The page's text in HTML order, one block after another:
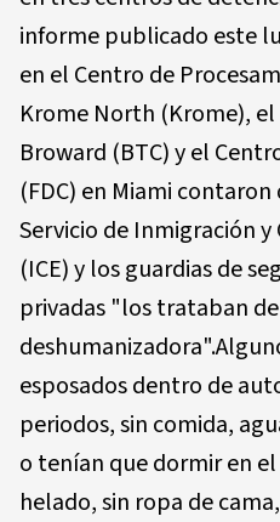
informe publicado este
en el Centro de
Krome North (Krome),
Broward (BTC) y el
(FDC) en Miami
Servicio de Inmigración
(ICE) y los guardias de
privadas "los trataban
esposados dentro de
periodos, sin comida,
o tenían que dormir en
helado, sin ropa de